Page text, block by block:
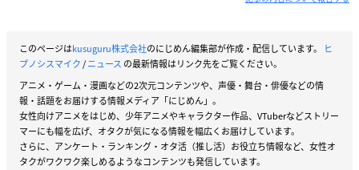
このページはkusuguru株式会社のにじめん編集部が作成・配信しています。
ヒ
プノシスマイク/ニュース の最新情報はリンク先をご覧ください。
アニメ・ゲーム・漫画などの2次元コンテンツや、声優・舞台・俳優などの情
報・話題をお届けする情報メディア「にじめん」。
女性向けアニメをはじめ、少年アニメやキャラクター作品、VTuberなどストリー
マーにも幅を広げ、オタクが気になる情報を幅広くお届けしています。
さらに、アンケート・ランキング・オタ活（推し活）お役立ち情報など、女性オ
タクがワクワク楽しめるようなコンテンツも発信しています。